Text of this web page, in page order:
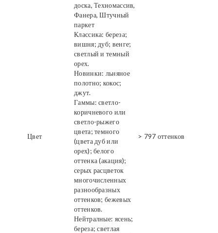
доска, Техномассив,
Фанера, Штучный
паркет
Цвет
Классика: береза;
вишня; дуб; венге;
светлый и темный
орех.
Новинки: льняное
полотно; кокос;
джут.
Гаммы: светло-
коричневого или
светло-рыжего
цвета; темного
(цвета дуб или
орех); белого
оттенка (акация);
серых расцветок
многочисленных
разнообразных
оттенков; бежевых
оттенков.
Нейтралные: ясень;
береза; светлая
> 797 оттенков